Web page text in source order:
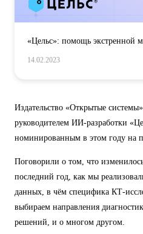
«Цельс»: помощь экстренной
14.02.2023
Издательство «Открытые
руководителем ИИ-разработки
номинированным в этом году на
Поговорили о том, что
последний год, как мы
данных, в чём специфика КТ-
выбираем направления
решений, и о многом другом.